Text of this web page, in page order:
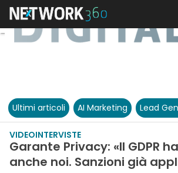
Ultimi articoli AI Marketing Lead
VIDEOINTERVISTE
Garante Privacy: «Il GDPR
anche noi. Sanzioni già